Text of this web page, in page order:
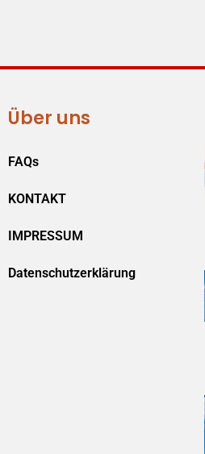
Über uns
FAQs
KONTAKT
IMPRESSUM
Datenschutzerklärung